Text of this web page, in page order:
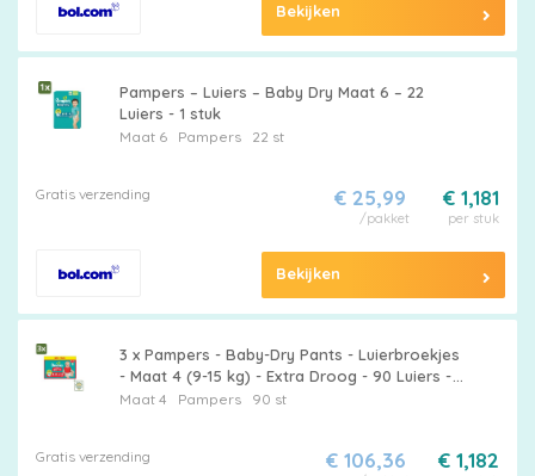
Bekijken
Pampers – Luiers – Baby Dry Maat 6 – 22
Luiers - 1 stuk
Maat 6 Pampers22 st
Gratis verzending € 1,181
per stuk
€ 25,99
/pakket
Bekijken
3 x Pampers - Baby-Dry Pants - Luierbroekjes
- Maat 4 (9-15 kg) - Extra Droog - 90 Luiers -
Grootverpakking - Baby Windel - Luier -
Maat 4 Pampers90 st
Gratis verzending € 1,182
€ 106,36